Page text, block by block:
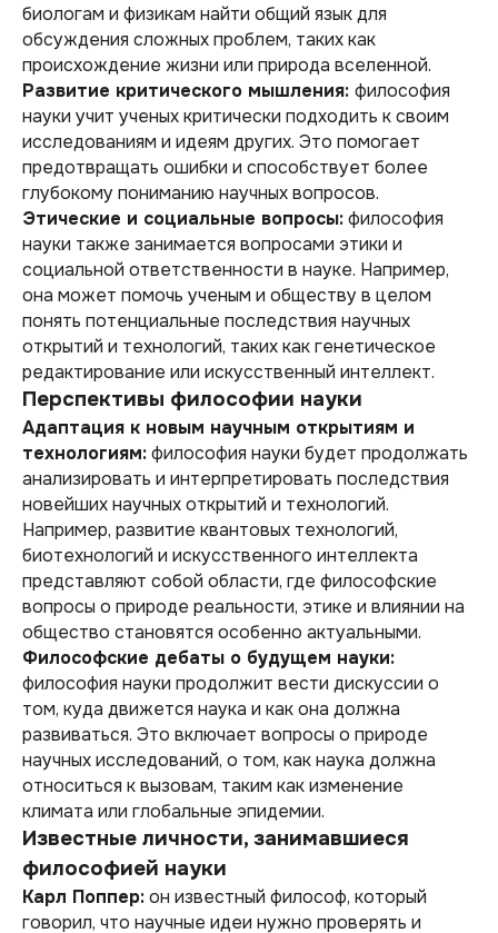
биологам и физикам найти общий язык для
обсуждения сложных проблем, таких как
происхождение жизни или природа вселенной.
Развитие критического мышления: философия
науки учит ученых критически подходить к своим
исследованиям и идеям других. Это помогает
предотвращать ошибки и способствует более
глубокому пониманию научных вопросов.
Этические и социальные вопросы:философия
науки также занимается вопросами этики и
социальной ответственности в науке. Например,
она может помочь ученым и обществу в целом
понять потенциальные последствия научных
открытий и технологий, таких как генетическое
редактирование или искусственный интеллект.
Перспективы философии науки
Адаптация к новым научным открытиям и
технологиям:философия науки будет продолжать
анализировать и интерпретировать последствия
новейших научных открытий и технологий.
Например, развитие квантовых технологий,
биотехнологий и искусственного интеллекта
представляют собой области, где философские
вопросы о природе реальности, этике и влиянии на
общество становятся особенно актуальными.
Философские дебаты о будущем науки:
философия науки продолжит вести дискуссии о
том, куда движется наука и как она должна
развиваться. Это включает вопросы о природе
научных исследований, о том, как наука должна
относиться к вызовам, таким как изменение
климата или глобальные эпидемии.
Известные личности, занимавшиеся
философией науки
Карл Поппер:он известный философ, который
говорил, что научные идеи нужно проверять и